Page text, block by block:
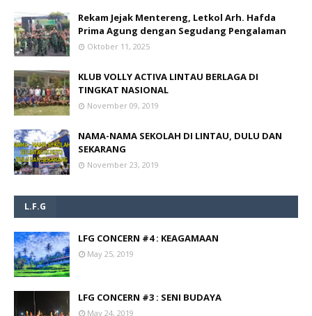
Rekam Jejak Mentereng, Letkol Arh. Hafda
Prima Agung dengan Segudang Pengalaman
Oktober 11, 2025
KLUB VOLLY ACTIVA LINTAU BERLAGA DI
TINGKAT NASIONAL
November 09, 2019
NAMA-NAMA SEKOLAH DI LINTAU, DULU DAN
SEKARANG
November 23, 2019
L.F.G
LFG CONCERN #4 : KEAGAMAAN
May 25, 2019
LFG CONCERN #3 : SENI BUDAYA
May 24, 2019